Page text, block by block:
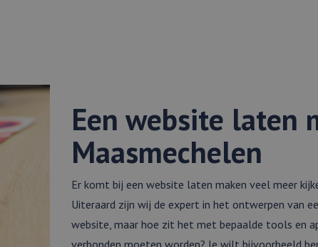
Een website laten
Maasmechelen
Er komt bij een website laten maken veel meer
Uiteraard zijn wij de expert in het ontwerpen van
website, maar hoe zit het met bepaalde tools en